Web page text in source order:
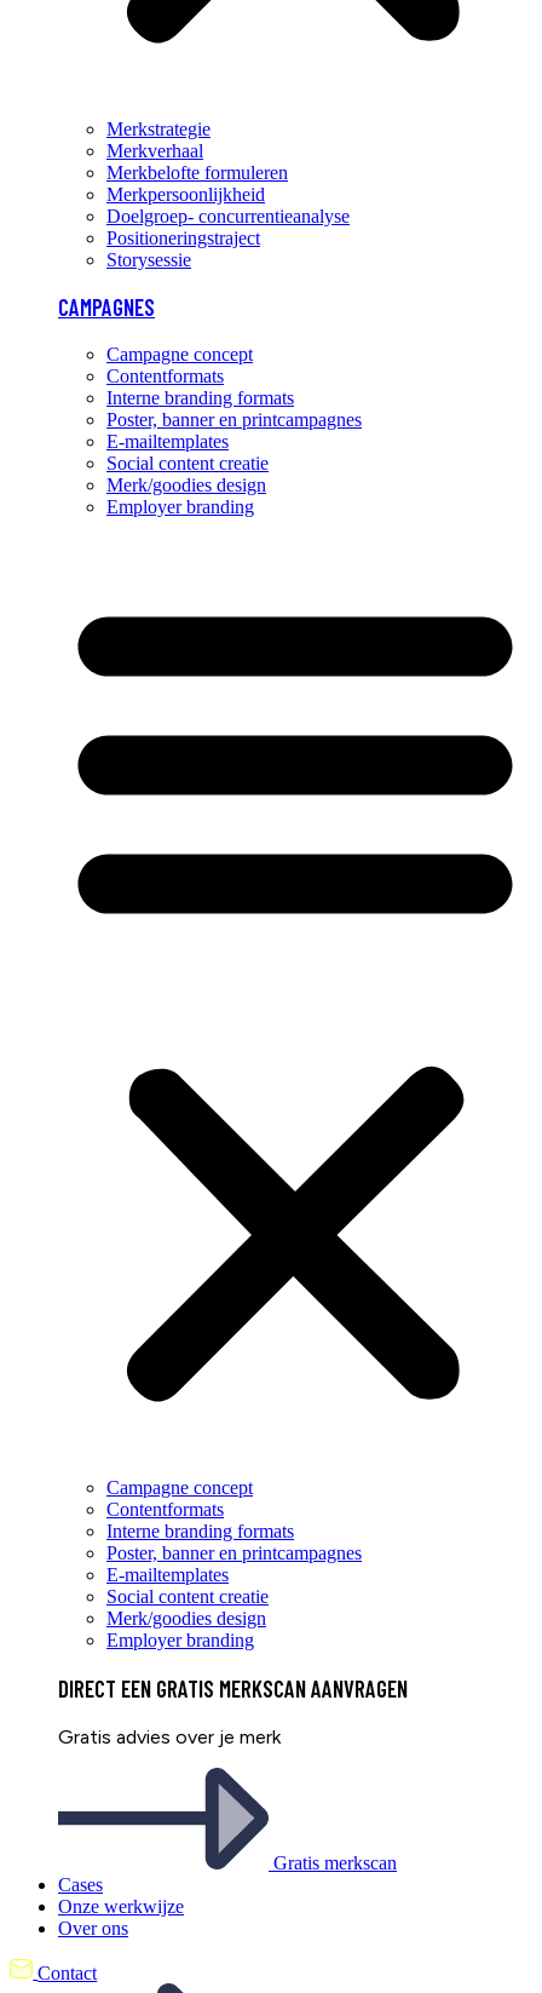
Merkstrategie
Merkverhaal
Merkbelofte formuleren
Merkpersoonlijkheid
Doelgroep- concurrentieanalyse
Positioneringstraject
Storysessie
CAMPAGNES
Campagne concept
Contentformats
Interne branding formats
Poster, banner en printcampagnes
E-mailtemplates
Social content creatie
Merk/goodies design
Employer branding
Campagne concept
Contentformats
Interne branding formats
Poster, banner en printcampagnes
E-mailtemplates
Social content creatie
Merk/goodies design
Employer branding
DIRECT EEN GRATIS MERKSCAN AANVRAGEN
Gratis advies over je merk
Gratis merkscan
Cases
Onze werkwijze
Over ons
Contact